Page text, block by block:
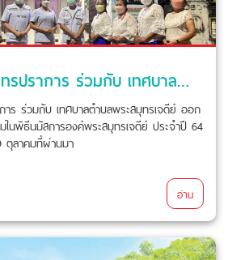
รพ.บางปะกอกสมุทรปราการ ร่วมกับ เทศบาลตำบลพระสมุทรเจดีย์
ร ร่วมกับ เทศบาลตำบลพระสมุทรเจดีย์ ออก
ในพิธีนมัสการองค์พระสมุทรเจดีย์ ประจำปี 64
ตุลาคมที่ผ่านมา
อ่าน